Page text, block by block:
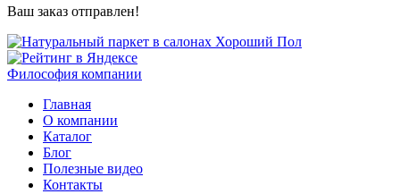
Ваш заказ отправлен!
Философия компании
Главная
О компании
Каталог
Блог
Полезные видео
Контакты